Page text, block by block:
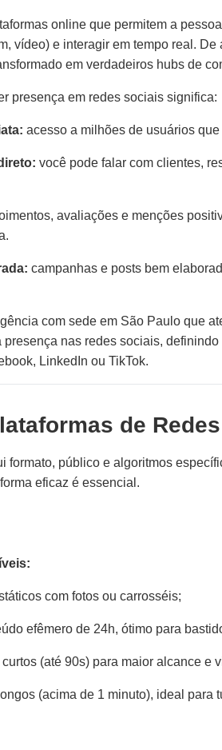
online que permitem a
vídeo) e interagir em tempo real. De
em verdadeiros hubs de
presença em redes sociais significa:
acesso a milhões de usuários
você pode falar com clientes,
avaliações e menções
campanhas e posts bem
com sede em São Paulo que
presença nas redes sociais,
LinkedIn ou TikTok.
de
formato, público e algoritmos
eficaz é essencial.
com fotos ou carrosséis;
efêmero de 24h, ótimo para
(até 90s) para maior alcance e
(acima de 1 minuto), ideal para